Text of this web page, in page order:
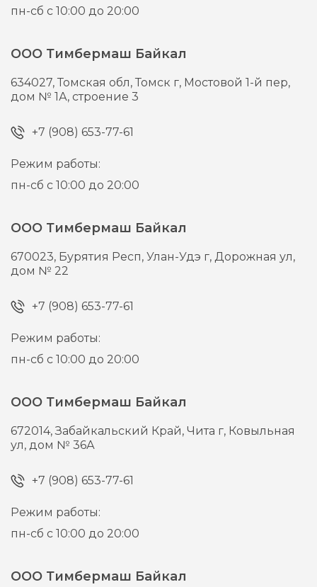
пн-сб с 10:00 до 20:00
ООО Тимбермаш Байкал
634027,Томская обл, Томск г, Мостовой 1-й пер,
дом № 1А, строение 3
+7 (908) 653-77-61
Режим работы:
пн-сб с 10:00 до 20:00
ООО Тимбермаш Байкал
670023, Бурятия Респ, Улан-Удэ г,Дорожная ул,
дом № 22
+7 (908) 653-77-61
Режим работы:
пн-сб с 10:00 до 20:00
ООО Тимбермаш Байкал
672014,Забайкальский Край, Чита г, Ковыльная
ул, дом № 36А
+7 (908) 653-77-61
Режим работы:
пн-сб с 10:00 до 20:00
ООО Тимбермаш Байкал